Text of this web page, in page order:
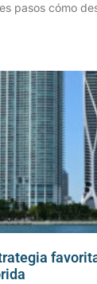
pasos cómo